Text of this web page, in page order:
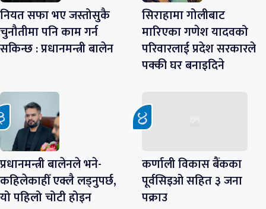
नियत सफा भए जस्तोसुकै
चुनौतीमा पनि काम गर्न
सकिन्छ : प्रधानमन्त्री बालेन
सिराहामा गोलीबाट
मारिएका गणेश यादवको
परिवारलाई प्रदेश सरकारले
पक्की घर बनाइदिने
प्रधानमन्त्री बालेनले भने-
कहिलेकाहीँ एक्लै लड्नुपर्छ,
यो पहिलो चोटी होइन
कर्णाली विकास बैंकका
पूर्वसिइओ सहित ३ जना
पक्राउ